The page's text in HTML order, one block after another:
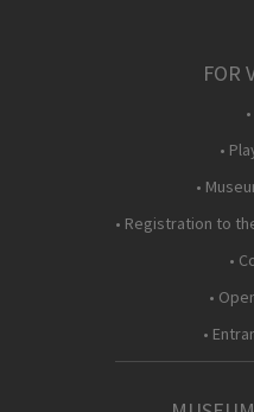
FOR
•
•
• Registration to
•
•
•